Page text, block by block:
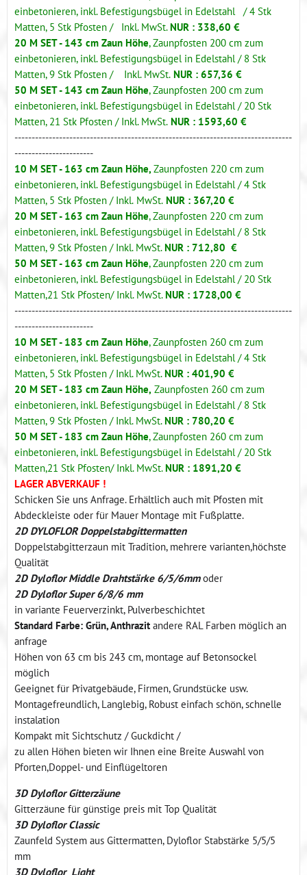
einbetonieren, inkl. Befestigungsbügel in Edelstahl / 4 Stk
Matten, 5 Stk Pfosten / Inkl. MwSt.NUR : 338,60 €
20 M SET - 143 cm Zaun Höhe, Zaunpfosten 200 cm zum
einbetonieren, inkl. Befestigungsbügel in Edelstahl / 8 Stk
Matten, 9 Stk Pfosten / Inkl. MwSt. NUR : 657,36 €
50 M SET - 143 cm Zaun Höhe, Zaunpfosten 200 cm zum
einbetonieren, inkl. Befestigungsbügel in Edelstahl / 20 Stk
Matten, 21 Stk Pfosten / Inkl. MwSt. NUR : 1593,60 €
---------------------------------------------------------------------------------
-----------------------
10 M SET - 163 cm Zaun Höhe, Zaunpfosten 220 cm zum
einbetonieren, inkl. Befestigungsbügel in Edelstahl / 4 Stk
Matten, 5 Stk Pfosten / Inkl. MwSt. NUR : 367,20 €
20 M SET - 163 cm Zaun Höhe, Zaunpfosten 220 cm zum
einbetonieren, inkl. Befestigungsbügel in Edelstahl / 8 Stk
Matten, 9 Stk Pfosten / Inkl. MwSt.NUR : 712,80 €
50 M SET - 163 cm Zaun Höhe, Zaunpfosten 220 cm zum
einbetonieren, inkl. Befestigungsbügel in Edelstahl / 20 Stk
Matten,21 Stk Pfosten/ Inkl. MwSt.NUR : 1728,00 €
---------------------------------------------------------------------------------
-----------------------
10 M SET - 183 cm Zaun Höhe, Zaunpfosten 260 cm zum
einbetonieren, inkl. Befestigungsbügel in Edelstahl / 4 Stk
Matten, 5 Stk Pfosten / Inkl. MwSt.NUR : 401,90 €
20 M SET - 183 cm Zaun Höhe, Zaunpfosten 260 cm zum
einbetonieren, inkl. Befestigungsbügel in Edelstahl / 8 Stk
Matten, 9 Stk Pfosten / Inkl. MwSt.NUR : 780,20 €
50 M SET - 183 cm Zaun Höhe, Zaunpfosten 260 cm zum
einbetonieren, inkl. Befestigungsbügel in Edelstahl / 20 Stk
Matten,21 Stk Pfosten/ Inkl. MwSt.NUR : 1891,20 €
LAGER ABVERKAUF !
Schicken Sie uns Anfrage. Erhältlich auch mit Pfosten mit
Abdeckleiste oder für Mauer Montage mit Fußplatte.
2D DYLOFLOR Doppelstabgittermatten
Doppelstabgitterzaun mit Tradition, mehrere varianten,höchste
Qualität
2D Dyloflor Middle Drahtstärke 6/5/6mmoder
2D Dyloflor Super 6/8/6 mm
in variante Feuerverzinkt, Pulverbeschichtet
Standard Farbe: Grün, Anthrazit andere RAL Farben möglich an
anfrage
Höhen von 63 cm bis 243 cm, montage auf Betonsockel
möglich
Geeignet für Privatgebäude, Firmen, Grundstücke usw.
Montagefreundlich, Langlebig, Robust einfach schön, schnelle
instalation
Kompakt mit Sichtschutz / Guckdicht /
zu allen Höhen bieten wir Ihnen eine Breite Auswahl von
Pforten,Doppel- und Einflügeltoren
3D Dyloflor Gitterzäune
Gitterzäune für günstige preis mit Top Qualität
3D Dyloflor Classic
Zaunfeld System aus Gittermatten, Dyloflor Stabstärke 5/5/5
mm
3D Dyloflor Light